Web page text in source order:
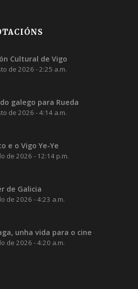
Cultural de Vigo
de 2026 - 2:25 a.m.
galego para Rueda
de 2026 - 4:14 a.m.
e o Vigo Ye-Ye
de 2026 - 12:14 p.m.
de Galicia
de 2026 - 4:23 a.m.
unha vida para o cine
de 2026 - 4:20 a.m.